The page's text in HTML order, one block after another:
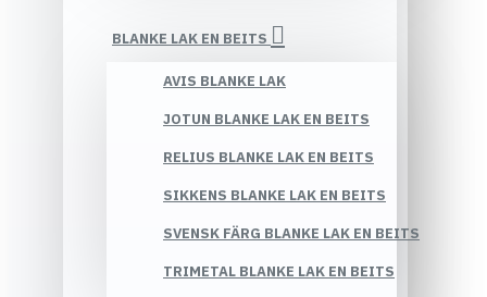
BLANKE LAK EN BEITS
AVIS BLANKE LAK
JOTUN BLANKE LAK EN BEITS
RELIUS BLANKE LAK EN BEITS
SIKKENS BLANKE LAK EN BEITS
SVENSK FÄRG BLANKE LAK EN BEITS
TRIMETAL BLANKE LAK EN BEITS